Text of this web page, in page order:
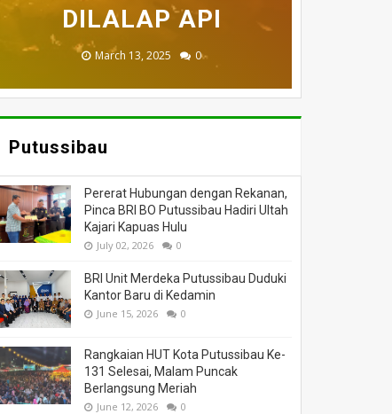
MENINGGAL DUNIA
July 05, 2026 0
HANGUS
November 27, 2025
BERI BANTUAN
March 26, 2025 0
DILALAP API
March 13, 2025 0
MASSA
February 18, 2025 0
Putussibau
Pererat Hubungan dengan Rekanan,
Pinca BRI BO Putussibau Hadiri Ultah
Kajari Kapuas Hulu
July 02, 2026 0
BRI Unit Merdeka Putussibau Duduki
Kantor Baru di Kedamin
June 15, 2026 0
Rangkaian HUT Kota Putussibau Ke-
131 Selesai, Malam Puncak
Berlangsung Meriah
June 12, 2026 0